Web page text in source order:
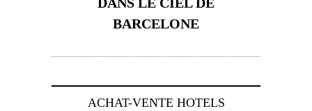
BARCELONE
ACHAT-VENTE HOTELS